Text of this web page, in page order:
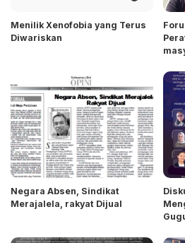
Menilik Xenofobia yang Terus
Diwariskan
Negara Absen, Sindikat
Merajalela, rakyat Dijual